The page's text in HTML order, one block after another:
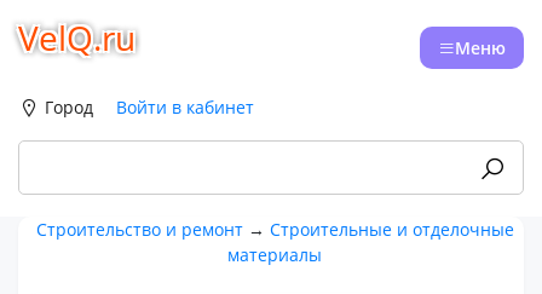
VelQ.ru Меню
Город Войти в кабинет
Строительство и ремонт→ Строительные и отделочные
материалы